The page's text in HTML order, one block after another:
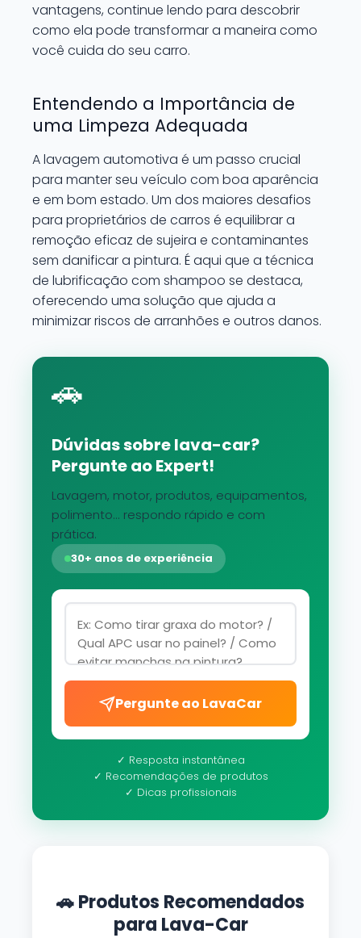
vantagens, continue lendo para descobrir
como ela pode transformar a maneira como
você cuida do seu carro.
Entendendo a Importância de
uma Limpeza Adequada
A lavagem automotiva é um passo crucial
para manter seu veículo com boa aparência
e em bom estado. Um dos maiores desafios
para proprietários de carros é equilibrar a
remoção eficaz de sujeira e contaminantes
sem danificar a pintura. É aqui que a técnica
de lubrificação com shampoo se destaca,
oferecendo uma solução que ajuda a
minimizar riscos de arranhões e outros danos.
🚗
Dúvidas sobre lava-car?
Pergunte ao Expert!
Lavagem, motor, produtos, equipamentos,
polimento... respondo rápido e com
prática.
30+ anos de experiência
Pergunte ao LavaCar
✓ Resposta instantânea
✓ Recomendações de produtos
✓ Dicas profissionais
🚗 Produtos Recomendados
para Lava-Car